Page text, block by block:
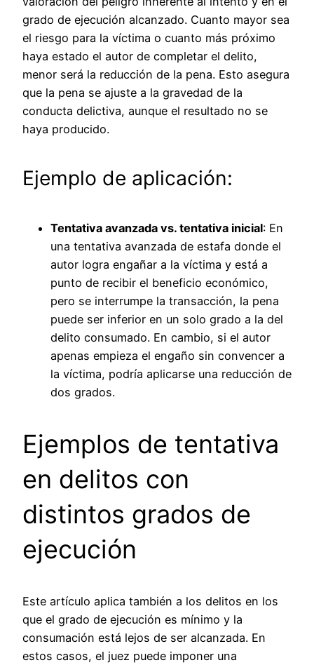
grado de ejecución alcanzado. Cuanto mayor sea
el riesgo para la víctima o cuanto más próximo
haya estado el autor de completar el delito,
menor será la reducción de la pena. Esto asegura
que la pena se ajuste a la gravedad de la
conducta delictiva, aunque el resultado no se
haya producido.
Ejemplo de aplicación:
Tentativa avanzada vs. tentativa inicial: En
una tentativa avanzada de estafa donde el
autor logra engañar a la víctima y está a
punto de recibir el beneficio económico,
pero se interrumpe la transacción, la pena
puede ser inferior en un solo grado a la del
delito consumado. En cambio, si el autor
apenas empieza el engaño sin convencer a
la víctima, podría aplicarse una reducción de
dos grados.
Ejemplos de tentativa
en delitos con
distintos grados de
ejecución
Este artículo aplica también a los delitos en los
que el grado de ejecución es mínimo y la
consumación está lejos de ser alcanzada. En
estos casos, el juez puede imponer una